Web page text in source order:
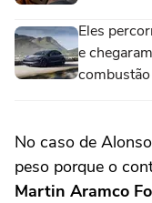
Eles
e
No caso de
peso porque o
Martin Aramco